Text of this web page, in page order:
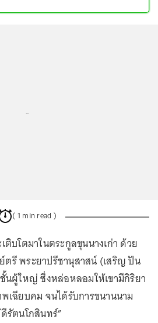
...
( 1 min read )
บโตมาในตระกูลขุนนางเก่า ด้วย
ตรี พระยาปรีชานุสาสน์ (เสริญ ปัน
นผู้ใหญ่ ซึ่งหล่อหลอมให้เขามีกิริยา
เฉียบคม จนได้รับการขนานนาม
รัตนโกสินทร์”